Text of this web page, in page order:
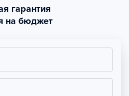
гарантия
на бюджет